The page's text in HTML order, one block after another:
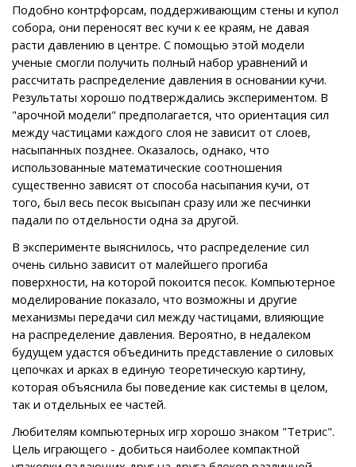
Подобно контрфорсам, поддерживающим стены и купол
собора, они переносят вес кучи к ее краям, не давая
расти давлению в центре. С помощью этой модели
ученые смогли получить полный набор уравнений и
рассчитать распределение давления в основании кучи.
Результаты хорошо подтверждались экспериментом. В
"арочной модели" предполагается, что ориентация сил
между частицами каждого слоя не зависит от слоев,
насыпанных позднее. Оказалось, однако, что
использованные математические соотношения
существенно зависят от способа насыпания кучи, от
того, был весь песок высыпан сразу или же песчинки
падали по отдельности одна за другой.
В эксперименте выяснилось, что распределение сил
очень сильно зависит от малейшего прогиба
поверхности, на которой покоится песок. Компьютерное
моделирование показало, что возможны и другие
механизмы передачи сил между частицами, влияющие
на распределение давления. Вероятно, в недалеком
будущем удастся объединить представление о силовых
цепочках и арках в единую теоретическую картину,
которая объяснила бы поведение как системы в целом,
так и отдельных ее частей.
Любителям компьютерных игр хорошо знаком "Тетрис".
Цель играющего - добиться наиболее компактной